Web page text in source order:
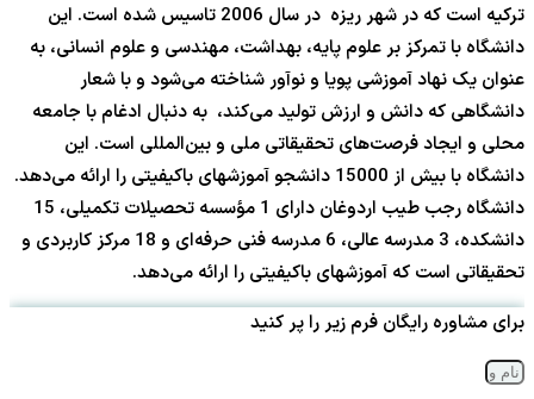
ترکیه است که در شهر ریزه در سال 2006 تاسیس شده است. این
دانشگاه با تمرکز بر علوم پایه، بهداشت، مهندسی و علوم انسانی، به
عنوان یک نهاد آموزشی پویا و نوآور شناخته می‌شود و با شعار
دانشگاهی که دانش و ارزش تولید می‌کند، به دنبال ادغام با جامعه
محلی و ایجاد فرصت‌های تحقیقاتی ملی و بین‌المللی است. این
دانشگاه با بیش از 15000 دانشجو آموزشهای باکیفیتی را ارائه می‌دهد.
دانشگاه رجب طیب اردوغان دارای 1 مؤسسه تحصیلات تکمیلی، 15
دانشکده، 3 مدرسه عالی، 6 مدرسه فنی حرفه‌ای و 18 مرکز کاربردی و
تحقیقاتی است که آموزشهای باکیفیتی را ارائه می‌دهد.
برای مشاوره رایگان فرم زیر را پر کنید